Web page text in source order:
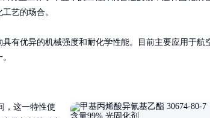
艺的场合。
有优异的机械强度和耐化学性能。目前主要应用于航
，这一特性使